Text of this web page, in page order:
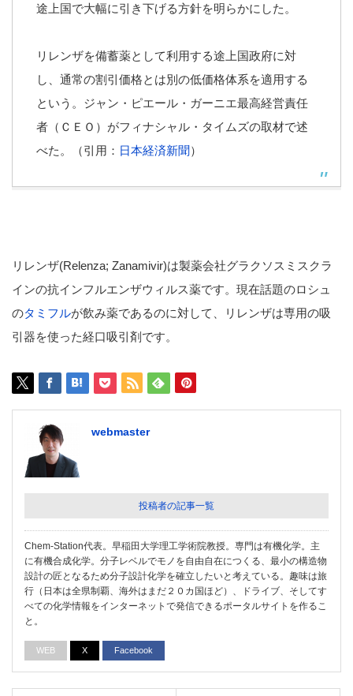
途上国で大幅に引き下げる方針を明らかにした。
リレンザを備蓄薬として利用する途上国政府に対
し、通常の割引価格とは別の低価格体系を適用する
という。ジャン・ピエール・ガーニエ最高経営責任
者（ＣＥＯ）がフィナシャル・タイムズの取材で述
べた。（引用： 日本経済新聞）
リレンザ(Relenza; Zanamivir)は製薬会社グラクソスミスクラ
インの抗インフルエンザウィルス薬です。現在話題のロシュ
のタミフルが飲み薬であるのに対して、リレンザは専用の吸
引器を使った経口吸引剤です。
webmaster
投稿者の記事一覧
Chem-Station代表。早稲田大学理工学術院教授。専門は有機化学。主
に有機合成化学。分子レベルでモノを自由自在につくる、最小の構造物
設計の匠となるため分子設計化学を確立したいと考えている。趣味は旅
行（日本は全県制覇、海外はまだ２０カ国ほど）、ドライブ、そしてす
べての化学情報をインターネットで発信できるポータルサイトを作るこ
と。
WEB X Facebook